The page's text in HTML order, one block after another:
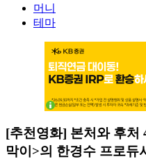
머니
테마
[추천영화] 본처와 후처
막이>의 한경수 프로듀